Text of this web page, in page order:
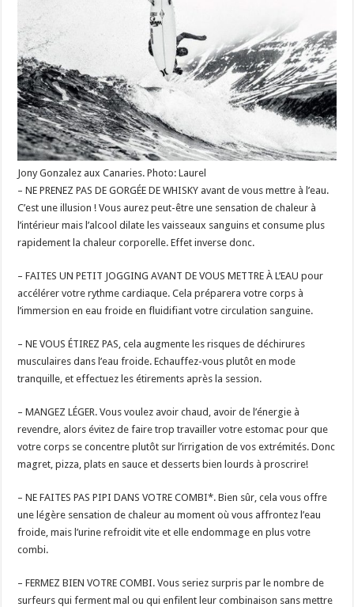
Jony Gonzalez aux Canaries. Photo: Laurel
– NE PRENEZ PAS DE GORGÉE DE WHISKY avant de vous mettre à l’eau.
C’est une illusion ! Vous aurez peut-être une sensation de chaleur à
l’intérieur mais l’alcool dilate les vaisseaux sanguins et consume plus
rapidement la chaleur corporelle. Effet inverse donc.
– FAITES UN PETIT JOGGING AVANT DE VOUS METTRE À L’EAU pour
accélérer votre rythme cardiaque. Cela préparera votre corps à
l’immersion en eau froide en fluidifiant votre circulation sanguine.
– NE VOUS ÉTIREZ PAS, cela augmente les risques de déchirures
musculaires dans l’eau froide. Echauffez-vous plutôt en mode
tranquille, et effectuez les étirements après la session.
– MANGEZ LÉGER. Vous voulez avoir chaud, avoir de l’énergie à
revendre, alors évitez de faire trop travailler votre estomac pour que
votre corps se concentre plutôt sur l’irrigation de vos extrémités. Donc
magret, pizza, plats en sauce et desserts bien lourds à proscrire!
– NE FAITES PAS PIPI DANS VOTRE COMBI*. Bien sûr, cela vous offre
une légère sensation de chaleur au moment où vous affrontez l’eau
froide, mais l’urine refroidit vite et elle endommage en plus votre
combi.
– FERMEZ BIEN VOTRE COMBI. Vous seriez surpris par le nombre de
surfeurs qui ferment mal ou qui enfilent leur combinaison sans mettre